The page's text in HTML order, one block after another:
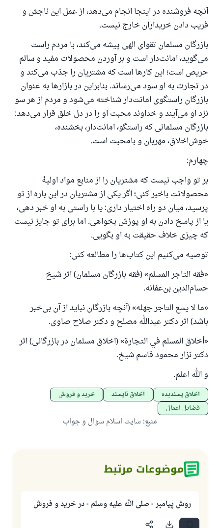
آنچه فروشنده در اینجا انجام می‌دهد، از عمل این ناجش و
فریب دادن خریداران خارج نیست.
بازرگان مسلمان تقوای الهی پیشه می‌کند، با مردم راست
می‌گوید، امانت‌دار است و بر آوردن محصولات مفید و سالم
حریص است؛ این کارها است که مشتریان را جذب می‌کند و
در تجارت به او سود می‌رساند. بنابراین در بازارها به عنوان
بازرگان راستگوی امانت‌دار شناخته می‌شود و مردم از هر سو
نزد او می‌آیند و خداوند محبت او را در دل خلق قرار می‌دهد:
بازرگان مسلمانی که راستگو، امانت‌دار، بخشنده،
خوش‌اخلاق، مهربان و با‌محبت است.
چهارم:
بر تو واجب نیست که مشتریان را از منابع مواد اولیهٔ
محصولاتت باخبر کنی؛ اگر یکی از مشتریان در این باره از تو
پرسید، میان دو راه اختیار داری: یا با راستی به او خبر دهی،
یا از پاسخ دادن به او پوزش بخواهی. اما برای تو جایز نیست
که چیزی خلاف حقیقت به او بگویی.
توصیه می‌کنیم این کتاب‌ها را مطالعه کنی:
«فقه التاجر المسلم» (فقه بازرگان مسلمان) اثر شیخ
حسام‌الدین بن‌عفانه.
«ما لا يسع التاجر جهله» (آنچه بازرگان نباید از آن بی‌خبر
باشد) اثر دکتر عبدالله مصلح و دکتر صلاح صاوی.
«أخلاق المسلم في التجارة» (اخلاق مسلمان در بازرگانی) اثر
دکتر نزار محمود قاسم شیخ.
و الله اعلم.
اخلاق پسندیده اخلاق ناپسند
خرید و فروش
فضایل اعمال
منبع: سایت اسلام سوال و جواب
موضوعات مرتبط
روش پیامبر - صلی الله عليه وسلم - در خرید و فروش